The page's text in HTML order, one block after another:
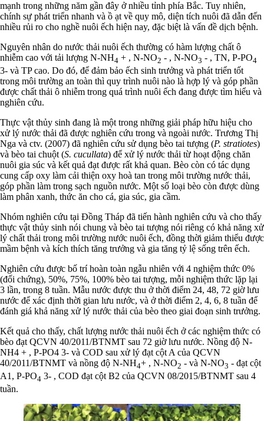
mạnh trong những năm gần đây ở nhiều tỉnh phía Bắc. Tuy nhiên,
chính sự phát triển nhanh và ồ ạt về quy mô, diện tích nuôi đã dẫn đến
nhiều rủi ro cho nghề nuôi ếch hiện nay, đặc biệt là vấn đề dịch bệnh.
Nguyên nhân do nước thải nuôi ếch thường có hàm lượng chất ô
nhiễm cao với tải lượng N-NH4 + , N-NO2 - , N-NO3 - , TN, P-PO4
3- và TP cao. Do đó, để đảm bảo ếch sinh trưởng và phát triển tốt
trong môi trường an toàn thì quy trình nuôi nào là hợp lý và góp phần
được chất thải ô nhiễm trong quá trình nuôi ếch đang được tìm hiểu và
nghiên cứu.
Thực vật thủy sinh đang là một trong những giải pháp hữu hiệu cho
xử lý nước thải đã được nghiên cứu trong và ngoài nước. Trương Thị
Nga và ctv. (2007) đã nghiên cứu sử dụng bèo tai tượng (P. stratiotes)
và bèo tai chuột (S. cucullata) để xử lý nước thải từ hoạt động chăn
nuôi gia súc và kết quả đạt được rất khả quan. Bèo còn có tác dụng
cung cấp oxy làm cải thiện oxy hoà tan trong môi trường nước thải,
góp phần làm trong sạch nguồn nước. Một số loại bèo còn được dùng
làm phân xanh, thức ăn cho cá, gia súc, gia cầm.
Nhóm nghiên cứu tại Đồng Tháp đã tiến hành nghiên cứu và cho thấy
thực vật thủy sinh nói chung và bèo tai tượng nói riêng có khả năng xử
lý chất thải trong môi trường nước nuôi ếch, đồng thời giảm thiểu được
mầm bệnh và kích thích tăng trưởng và gia tăng tỷ lệ sống trên ếch.
Nghiên cứu được bố trí hoàn toàn ngẫu nhiên với 4 nghiệm thức 0%
(đối chứng), 50%, 75%, 100% bèo tai tượng, mỗi nghiệm thức lặp lại
3 lần, trong 8 tuần. Mẫu nước được thu ở thời điểm 24, 48, 72 giờ lưu
nước để xác định thời gian lưu nước, và ở thời điểm 2, 4, 6, 8 tuần để
đánh giá khả năng xử lý nước thải của bèo theo giai đoạn sinh trưởng.
Kết quả cho thấy, chất lượng nước thải nuôi ếch ở các nghiệm thức có
bèo đạt QCVN 40/2011/BTNMT sau 72 giờ lưu nước. Nồng độ N-
NH4 + , P-PO4 3- và COD sau xử lý đạt cột A của QCVN
40/2011/BTNMT và nồng độ N-NH4+ , N-NO2 - và N-NO3 - đạt cột
A1, P-PO4 3- , COD đạt cột B2 của QCVN 08/2015/BTNMT sau 4
tuần.